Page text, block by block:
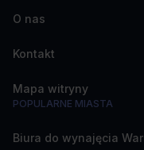
O nas
Kontakt
Mapa witryny
POPULARNE MIASTA
Biura do wynajęcia